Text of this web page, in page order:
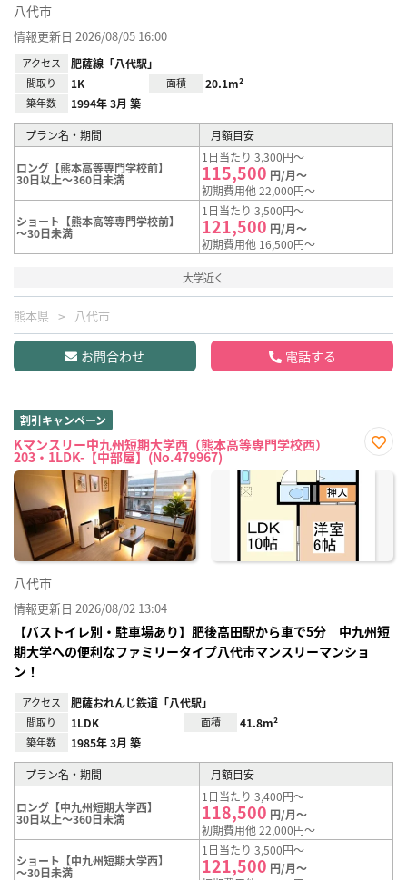
八代市
情報更新日 2026/08/05 16:00
アクセス 肥薩線「八代駅」
間取り 1K 面積 20.1m²
築年数 1994年 3月 築
プラン名・期間 月額目安
ロング【熊本高等専門学校前】
30日以上～360日未満
1日当たり 3,300円～
115,500 円/月～
初期費用他 22,000円～
ショート【熊本高等専門学校前】
～30日未満
1日当たり 3,500円～
121,500 円/月～
初期費用他 16,500円～
大学近く
熊本県 八代市
お問合わせ 電話する
割引キャンペーン
Kマンスリー中九州短期大学西（熊本高等専門学校西）
203・1LDK-【中部屋】(No.479967)
に入
八代市
情報更新日 2026/08/02 13:04
【バストイレ別・駐車場あり】肥後高田駅から車で5分 中九州短
期大学への便利なファミリータイプ八代市マンスリーマンショ
ン！
アクセス 肥薩おれんじ鉄道「八代駅」
間取り 1LDK 面積 41.8m²
築年数 1985年 3月 築
プラン名・期間 月額目安
ロング【中九州短期大学西】
30日以上～360日未満
1日当たり 3,400円～
118,500 円/月～
初期費用他 22,000円～
ショート【中九州短期大学西】
～30日未満
1日当たり 3,500円～
121,500 円/月～